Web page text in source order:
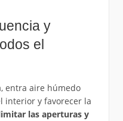
y
el
entra aire húmedo
interior y favorecer la
las aperturas y